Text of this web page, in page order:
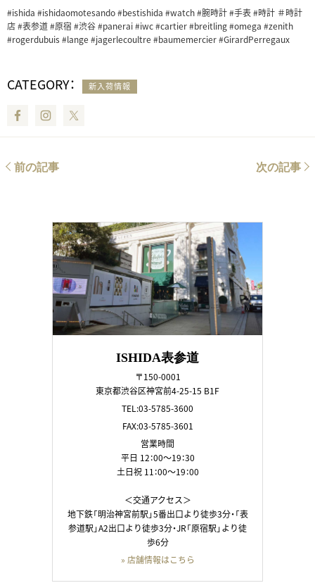
#ishida #ishidaomotesando #bestishida #watch #腕時計 #手表 #時計 ＃時計
店 #表参道 #原宿 #渋谷 #panerai #iwc #cartier #breitling #omega #zenith
#rogerdubuis #lange #jagerlecoultre #baumemercier #GirardPerregaux
CATEGORY： 新入荷情報
FacebookInstagram
前の記事 次の記事
ISHIDA表参道
〒150-0001
東京都渋谷区神宮前4-25-15 B1F
TEL:03-5785-3600
FAX:03-5785-3601
営業時間
平日 12：00～19：30
土日祝 11：00～19：00
＜交通アクセス＞
地下鉄「明治神宮前駅」5番出口より徒歩3分・「表
参道駅」A2出口より徒歩3分・JR「原宿駅」より徒
歩6分
» 店舗情報はこちら